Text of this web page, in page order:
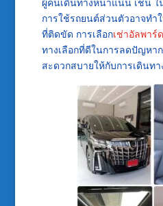
การใช้รถยนต์ส่วนตัวอาจทำ
ที่ติดขัด การเลือกเช่าอัลพาร์
ทางเลือกที่ดีในการลดปัญหา
สะดวกสบายให้กับการเดินทา